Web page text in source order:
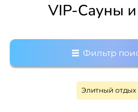
VIP-Сауны
Фильтр
Элитный отдых